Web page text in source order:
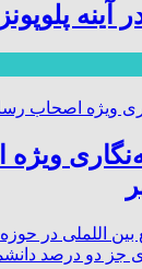
آینه